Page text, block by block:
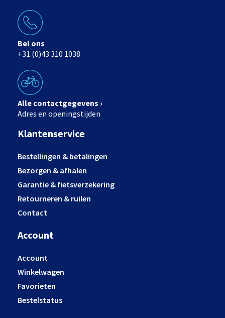
Bel ons
+31 (0)43 310 1038
Alle contactgegevens ›
Adres en openingstijden
Klantenservice
Bestellingen & betalingen
Bezorgen & afhalen
Garantie & fietsverzekering
Retourneren & ruilen
Contact
Account
Account
Winkelwagen
Favorieten
Bestelstatus